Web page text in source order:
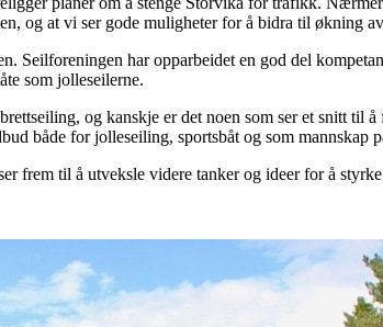
og at vi ser gode muligheter for å bidra til økning
har opparbeidet en god del
som jolleseilerne.
og kanskje er det noen som ser et snitt til å
både for jolleseiling, sportsbåt og som mannskap
frem til å utveksle videre tanker og ideer for å